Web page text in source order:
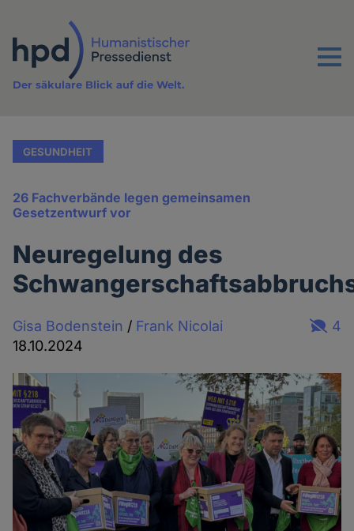
Inhalt
Menu
Der säkulare Blick auf die Welt.
GESUNDHEIT
26 Fachverbände legen gemeinsamen
Gesetzentwurf vor
Neuregelung des
Gisa Bodenstein / Frank Nicolai
18.10.2024
4